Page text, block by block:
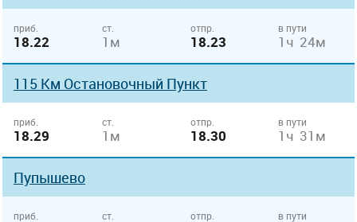
приб.
18.22
ст.
1м
отпр.
18.23
в пути
1ч 24м
115 Км Остановочный Пункт
приб.
18.29
ст.
1м
отпр.
18.30
в пути
1ч 31м
Пупышево
приб. ст. отпр. в пути